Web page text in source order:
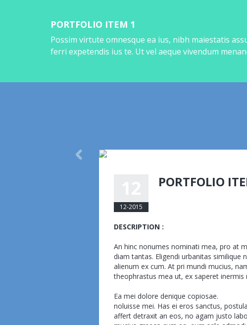
PORTFOLIO ITEM 1
Possim virtute omnesque ea ius, nibh maiestatis
ferri expetendis ius te. Ut vel aeque vivendum
12-2015
PORTFOLIO
DESCRIPTION :
An hinc nonumes nominati mea, pro at
diam tantas. Eligendi urbanitas similique
alienum ex cum. At pri mundi mucius,
theophrastus mea ut, ex saperet
Ea mei dolore denique copiosae.
noluisse mei. Has ei eros sanctus,
affert detraxit an eos, no agam justo